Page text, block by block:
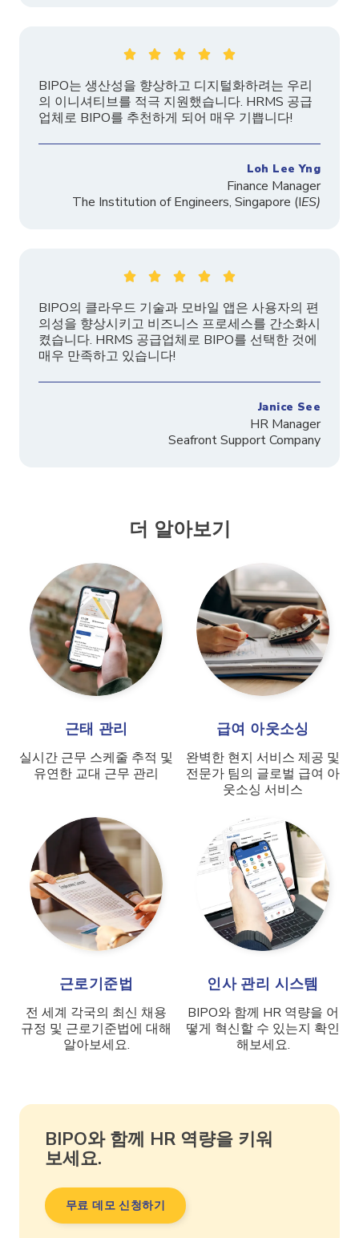
    
BIPO는 생산성을 향상하고 디지털화하려는 우리
의 이니셔티브를 적극 지원했습니다. HRMS 공급
업체로 BIPO를 추천하게 되어 매우 기쁩니다!
Loh Lee Yng
Finance Manager
The Institution of Engineers, Singapore (IES)
    
BIPO의 클라우드 기술과 모바일 앱은 사용자의 편
의성을 향상시키고 비즈니스 프로세스를 간소화시
켰습니다. HRMS 공급업체로 BIPO를 선택한 것에
매우 만족하고 있습니다!
Janice See
HR Manager
Seafront Support Company
더 알아보기
근태 관리
실시간 근무 스케줄 추적 및
유연한 교대 근무 관리
급여 아웃소싱
완벽한 현지 서비스 제공 및
전문가 팀의 글로벌 급여 아
웃소싱 서비스
근로기준법
전 세계 각국의 최신 채용
규정 및 근로기준법에 대해
알아보세요.
인사 관리 시스템
BIPO와 함께 HR 역량을 어
떻게 혁신할 수 있는지 확인
해보세요.
BIPO와 함께 HR 역량을 키워
보세요.
무료 데모 신청하기